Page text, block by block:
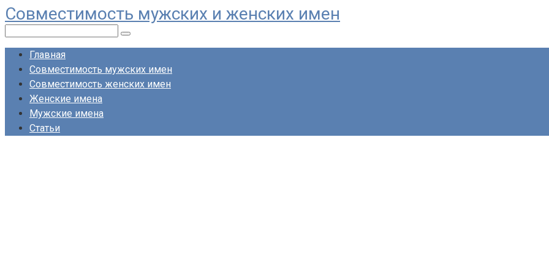
Перейти
к
контенту
Совместимость мужских и женских имен
Главная
Совместимость мужских имен
Совместимость женских имен
Женские имена
Мужские имена
Статьи